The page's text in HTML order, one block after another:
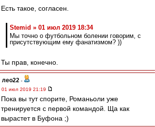
Есть такое, согласен.
Stemid » 01 июл 2019 18:34
Мы точно о футбольном болении говорим, с
присутствующим ему фанатизмом? ))
Ты прав, конечно.
лео22 -
01 июл 2019 21:19
Пока вы тут спорите, Романьоли уже
тренируется с первой командой. Ща как
вырастет в Буфона ;)